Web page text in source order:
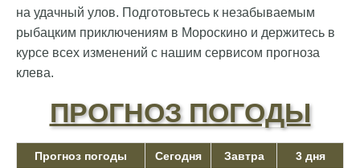
на удачный улов. Подготовьтесь к незабываемым
рыбацким приключениям в Мороскино и держитесь в
курсе всех изменений с нашим сервисом прогноза
клева.
ПРОГНОЗ ПОГОДЫ
Прогноз погоды Сегодня Завтра 3 дня